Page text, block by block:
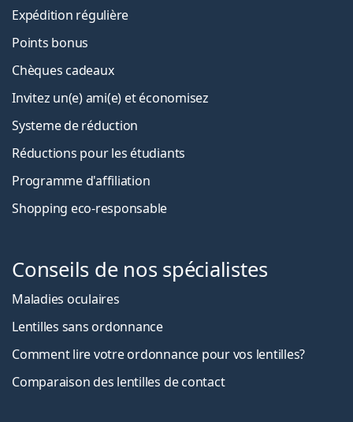
Expédition régulière
Points bonus
Chèques cadeaux
Invitez un(e) ami(e) et économisez
Systeme de réduction
Réductions pour les étudiants
Programme d'affiliation
Shopping eco-responsable
Conseils de nos spécialistes
Maladies oculaires
Lentilles sans ordonnance
Comment lire votre ordonnance pour vos lentilles?
Comparaison des lentilles de contact